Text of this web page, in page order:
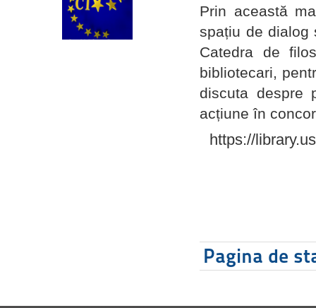
Prin această
spațiu de dialog
Catedra de
bibliotecari,
discuta despre
acțiune în
https://
Pagina de